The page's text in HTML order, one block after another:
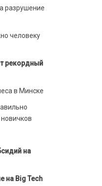
разрушение
человеку
рекордный
в Минске
на
на Big Tech